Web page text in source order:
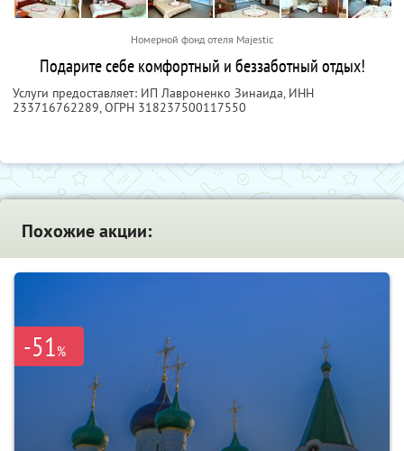
Номерной фонд отеля Majestic
Подарите себе комфортный и беззаботный отдых!
Услуги предоставляет: ИП Лавроненко Зинаида, ИНН
233716762289, ОГРН 318237500117550
Похожие акции:
-51%